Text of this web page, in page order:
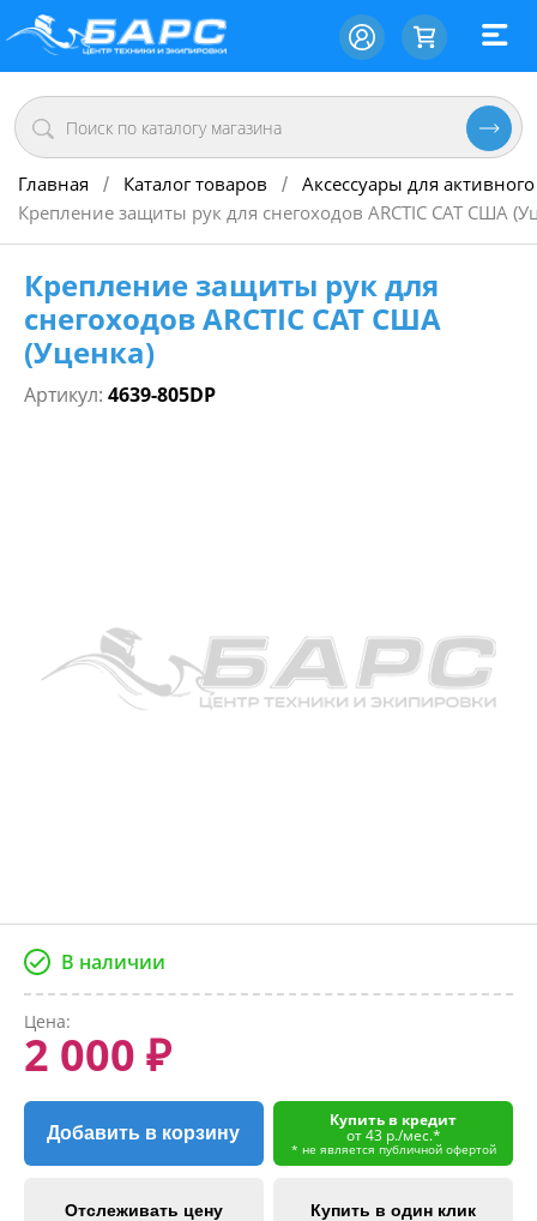
Главная / Каталог товаров / Аксессуары для
Крепление защиты рук для снегоходов ARCTIC CAT США
Крепление защиты рук для
снегоходов ARCTIC CAT США
(Уценка)
Артикул: 4639-805DP
В наличии
Цена:
2 000 ₽
Добавить в корзину
Купить в кредит
от 43 р./мес.*
* не является публичной офертой
Отслеживать цену Купить в один клик